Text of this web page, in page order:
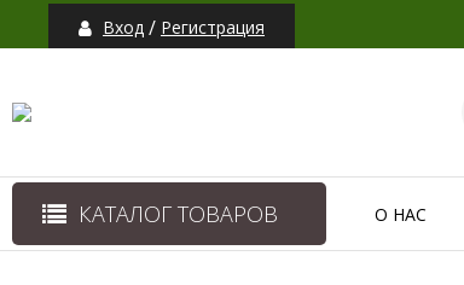
Вход / Регистрация
КАТАЛОГ ТОВАРОВ О НАС